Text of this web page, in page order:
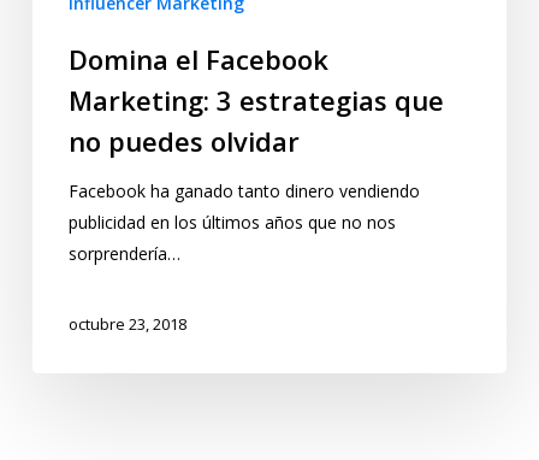
Domina el Facebook
Marketing: 3 estrategias que
no puedes olvidar
Facebook ha ganado tanto dinero vendiendo
publicidad en los últimos años que no nos
sorprendería…
octubre 23, 2018